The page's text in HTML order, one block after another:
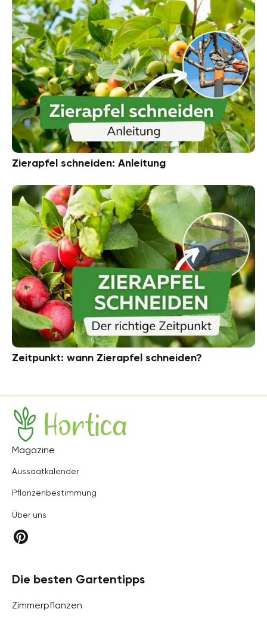
Zierapfel schneiden: Anleitung
Zeitpunkt: wann Zierapfel schneiden?
Hortica
Magazine
Aussaatkalender
Pflanzenbestimmung
Über uns
Die besten Gartentipps
Zimmerpflanzen